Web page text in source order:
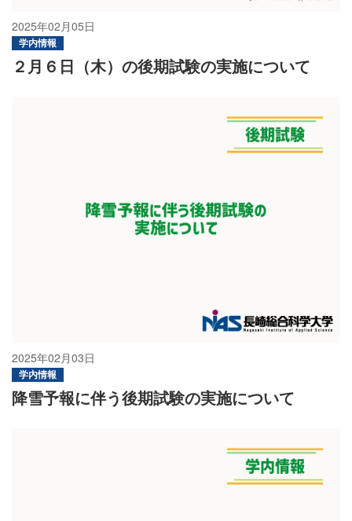
2025年02月05日
学内情報
２月６日（木）の後期試験の実施について
2025年02月03日
学内情報
降雪予報に伴う後期試験の実施について